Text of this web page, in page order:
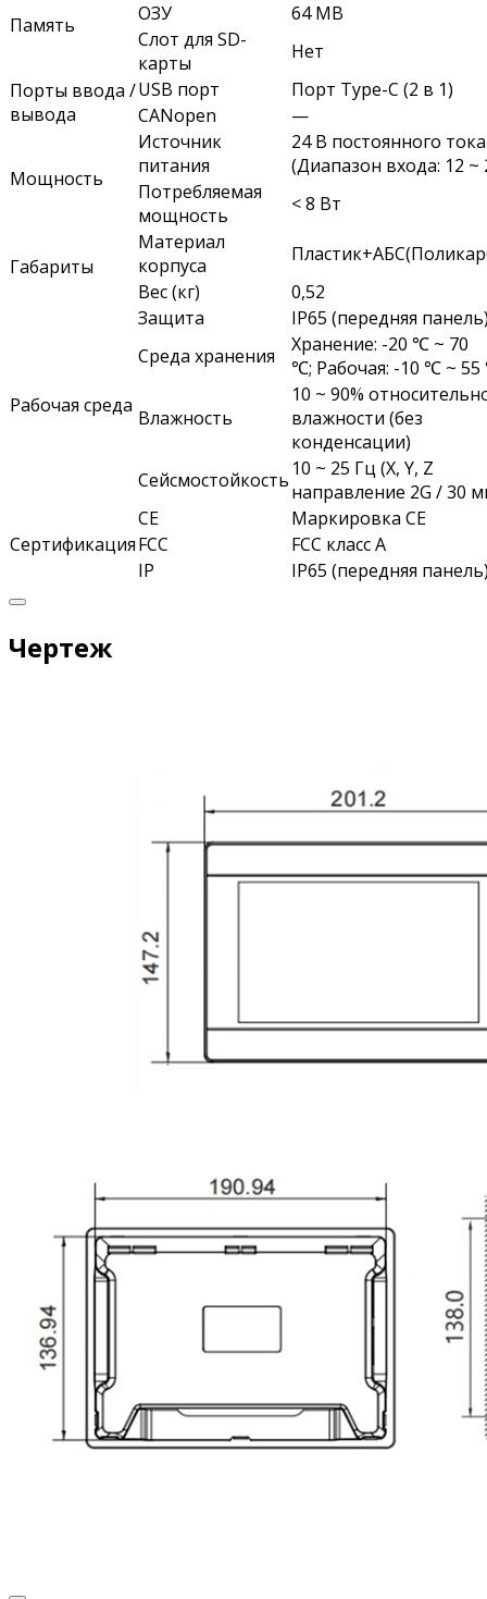
Память ОЗУ
64 MB
Слот для SD-
карты
Нет
Порты ввода /
вывода
USB порт
Порт Type-C (2 в 1)
CANopen
—
Мощность
Источник
питания
24 В постоянного тока
(Диапазон входа: 12 ~
Потребляемая
мощность
< 8 Вт
Габариты
Материал
корпуса
Вес (кг)
0,52
Рабочая среда
Защита
IP65 (передняя
Среда хранения
Хранение: -20 ℃ ~ 70
℃; Рабочая: -10 ℃ ~
Влажность
10 ~ 90%
влажности (без
конденсации)
Сейсмостойкость 10 ~ 25 Гц (X, Y, Z
направление 2G / 30
Сертификация
СЕ
Маркировка СЕ
FCC
FCC класс А
IP
IP65 (передняя
Чертеж